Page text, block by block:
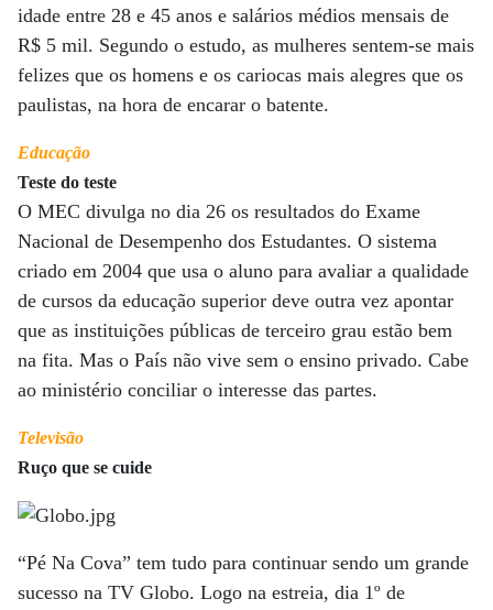
idade entre 28 e 45 anos e salários médios mensais de
R$ 5 mil. Segundo o estudo, as mulheres sentem-se mais
felizes que os homens e os cariocas mais alegres que os
paulistas, na hora de encarar o batente.
Educação
Teste do teste
O MEC divulga no dia 26 os resultados do Exame
Nacional de Desempenho dos Estudantes. O sistema
criado em 2004 que usa o aluno para avaliar a qualidade
de cursos da educação superior deve outra vez apontar
que as instituições públicas de terceiro grau estão bem
na fita. Mas o País não vive sem o ensino privado. Cabe
ao ministério conciliar o interesse das partes.
Televisão
Ruço que se cuide
“Pé Na Cova” tem tudo para continuar sendo um grande
sucesso na TV Globo. Logo na estreia, dia 1º de